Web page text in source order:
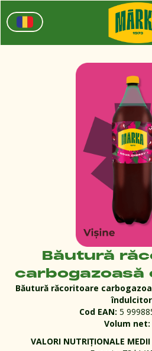
Băutură
carbogazoasă
Băutură răcoritoare
Cod EAN: 5
Volum net:
VALORI NUTRIȚIONALE